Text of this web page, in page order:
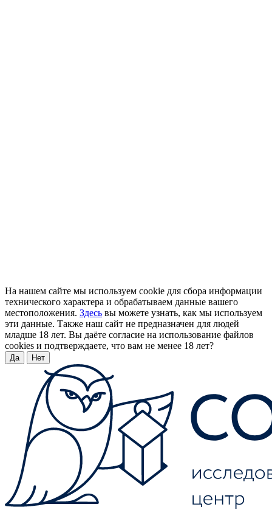
На нашем сайте мы используем cookie для сбора информации
технического характера и обрабатываем данные вашего
местоположения. Здесь вы можете узнать, как мы используем
эти данные. Также наш сайт не предназначен для людей
младше 18 лет. Вы даёте согласие на использование файлов
cookies и подтверждаете, что вам не менее 18 лет?
Да Нет